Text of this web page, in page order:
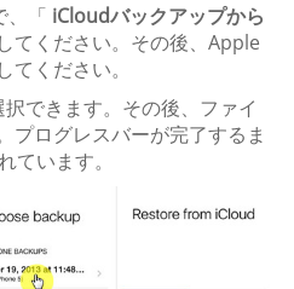
、「 iCloudバックアップから
てください。その後、Apple
ください。
できます。その後、ファイ
プログレスバーが完了するま
ています。